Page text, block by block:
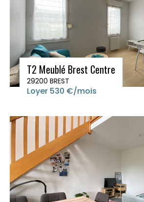
T2 Meublé Brest Centre
29200 BREST
Loyer 530 €/mois